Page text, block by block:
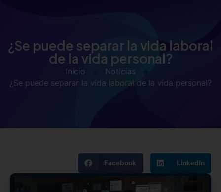
¿Se puede separar la vida laboral
de la vida personal?
Inicio
Noticias
¿Se puede separar la vida laboral de la vida personal?
Facebook LinkedIn